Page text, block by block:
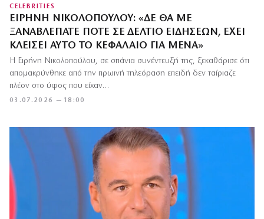
CELEBRITIES
ΕΙΡΉΝΗ ΝΙΚΟΛΟΠΟΎΛΟΥ: «ΔΕ ΘΑ ΜΕ
ΞΑΝΑΒΛΈΠΑΤΕ ΠΟΤΈ ΣΕ ΔΕΛΤΊΟ ΕΙΔΉΣΕΩΝ, ΈΧΕΙ
ΚΛΕΊΣΕΙ ΑΥΤΌ ΤΟ ΚΕΦΆΛΑΙΟ ΓΙΑ ΜΈΝΑ»
03.07.2026 — 18:00
Η Ειρήνη Νικολοπούλου, σε σπάνια συνέντευξή της, ξεκαθάρισε ότι
απομακρύνθηκε από την πρωινή τηλεόραση επειδή δεν ταίριαζε
πλέον στο ύφος που είχαν…